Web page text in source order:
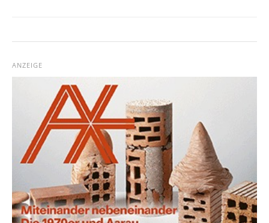
ANZEIGE